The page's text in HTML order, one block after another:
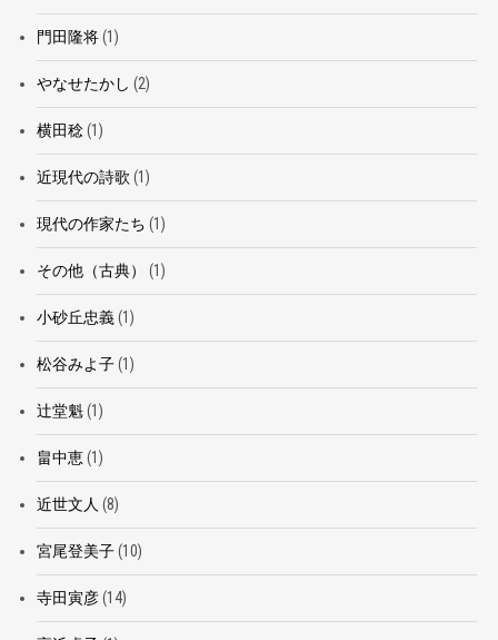
門田隆将(1)
やなせたかし (2)
横田稔(1)
近現代の詩歌 (1)
現代の作家たち (1)
その他（古典） (1)
小砂丘忠義(1)
松谷みよ子(1)
辻堂魁(1)
畠中恵(1)
近世文人 (8)
宮尾登美子(10)
寺田寅彦(14)